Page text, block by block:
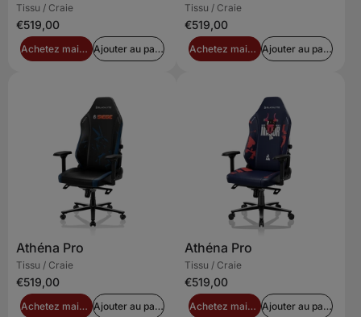
Tissu / Craie
€519,00
Achetez maintenant Ajouter au panier
Tissu / Craie
€519,00
Achetez maintenant Ajouter au panier
Athéna Pro
Tissu / Craie
€519,00
Achetez maintenant Ajouter au panier
Athéna Pro
Tissu / Craie
€519,00
Achetez maintenant Ajouter au panier